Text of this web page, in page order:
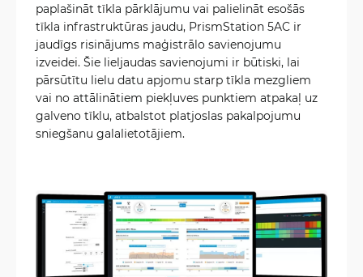
paplašināt tīkla pārklājumu vai palielināt esošās
tīkla infrastruktūras jaudu, PrismStation 5AC ir
jaudīgs risinājums maģistrālo savienojumu
izveidei. Šie lieljaudas savienojumi ir būtiski, lai
pārsūtītu lielu datu apjomu starp tīkla mezgliem
vai no attālinātiem piekļuves punktiem atpakaļ uz
galveno tīklu, atbalstot platjoslas pakalpojumu
sniegšanu galalietotājiem.